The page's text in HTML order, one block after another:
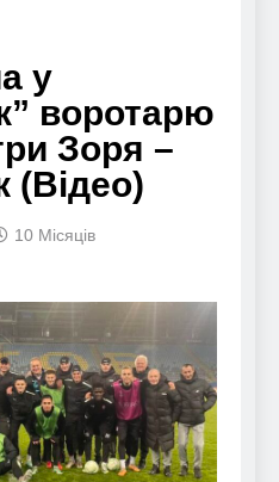
у
воротарю
Зоря –
(Відео)
10 Місяців